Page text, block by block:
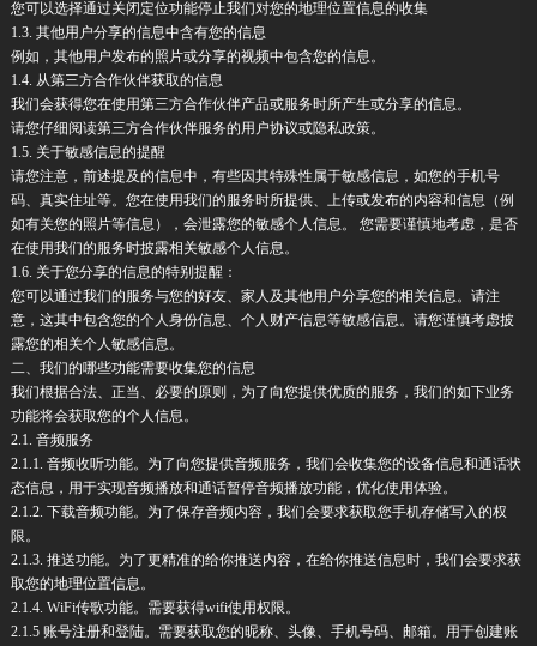
您可以选择通过关闭定位功能停止我们对您的地理位置信息的收集
1.3. 其他用户分享的信息中含有您的信息
例如，其他用户发布的照片或分享的视频中包含您的信息。
1.4. 从第三方合作伙伴获取的信息
我们会获得您在使用第三方合作伙伴产品或服务时所产生或分享的信息。
请您仔细阅读第三方合作伙伴服务的用户协议或隐私政策。
1.5. 关于敏感信息的提醒
请您注意，前述提及的信息中，有些因其特殊性属于敏感信息，如您的手机号
码、真实住址等。您在使用我们的服务时所提供、上传或发布的内容和信息（例
如有关您的照片等信息），会泄露您的敏感个人信息。 您需要谨慎地考虑，是否
在使用我们的服务时披露相关敏感个人信息。
1.6. 关于您分享的信息的特别提醒：
您可以通过我们的服务与您的好友、家人及其他用户分享您的相关信息。请注
意，这其中包含您的个人身份信息、个人财产信息等敏感信息。请您谨慎考虑披
露您的相关个人敏感信息。
二、我们的哪些功能需要收集您的信息
我们根据合法、正当、必要的原则，为了向您提供优质的服务，我们的如下业务
功能将会获取您的个人信息。
2.1. 音频服务
2.1.1. 音频收听功能。为了向您提供音频服务，我们会收集您的设备信息和通话状
态信息，用于实现音频播放和通话暂停音频播放功能，优化使用体验。
2.1.2. 下载音频功能。为了保存音频内容，我们会要求获取您手机存储写入的权
限。
2.1.3. 推送功能。为了更精准的给你推送内容，在给你推送信息时，我们会要求获
取您的地理位置信息。
2.1.4. WiFi传歌功能。需要获得wifi使用权限。
2.1.5 账号注册和登陆。需要获取您的昵称、头像、手机号码、邮箱。用于创建账